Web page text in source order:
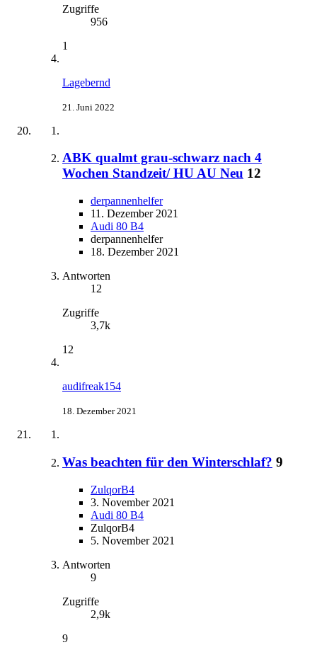
Zugriffe
956
1
Lagebernd
21. Juni 2022
ABK qualmt grau-schwarz nach 4
Wochen Standzeit/ HU AU Neu 12
derpannenhelfer
11. Dezember 2021
Audi 80 B4
derpannenhelfer
18. Dezember 2021
Antworten
12
Zugriffe
3,7k
12
audifreak154
18. Dezember 2021
Was beachten für den Winterschlaf? 9
ZulqorB4
3. November 2021
Audi 80 B4
ZulqorB4
5. November 2021
Antworten
9
Zugriffe
2,9k
9